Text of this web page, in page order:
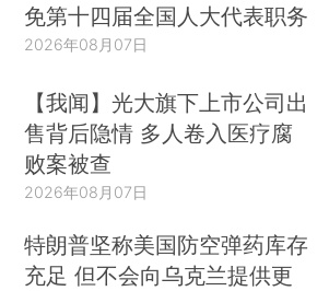
免第十四届全国人大代表职务
2026年08月07日
【我闻】光大旗下上市公司出
售背后隐情 多人卷入医疗腐
败案被查
2026年08月07日
特朗普坚称美国防空弹药库存
充足 但不会向乌克兰提供更